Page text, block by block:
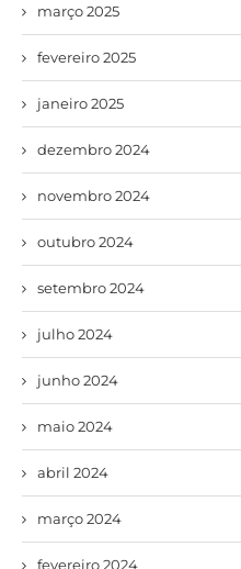
março 2025
fevereiro 2025
janeiro 2025
dezembro 2024
novembro 2024
outubro 2024
setembro 2024
julho 2024
junho 2024
maio 2024
abril 2024
março 2024
fevereiro 2024